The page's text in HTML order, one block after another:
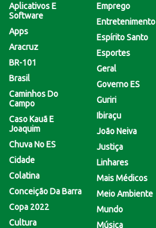
Aplicativos E
Software
Apps
Aracruz
BR-101
Brasil
Caminhos Do
Campo
Caso Kauã E
Joaquim
Chuva No ES
Cidade
Colatina
Conceição Da Barra
Copa 2022
Cultura
Emprego
Entretenimento
Espírito Santo
Esportes
Geral
Governo ES
Guriri
Ibiraçu
João Neiva
Justiça
Linhares
Mais Médicos
Meio Ambiente
Mundo
Música